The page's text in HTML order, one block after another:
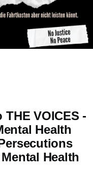
VOICES -
Health
Health